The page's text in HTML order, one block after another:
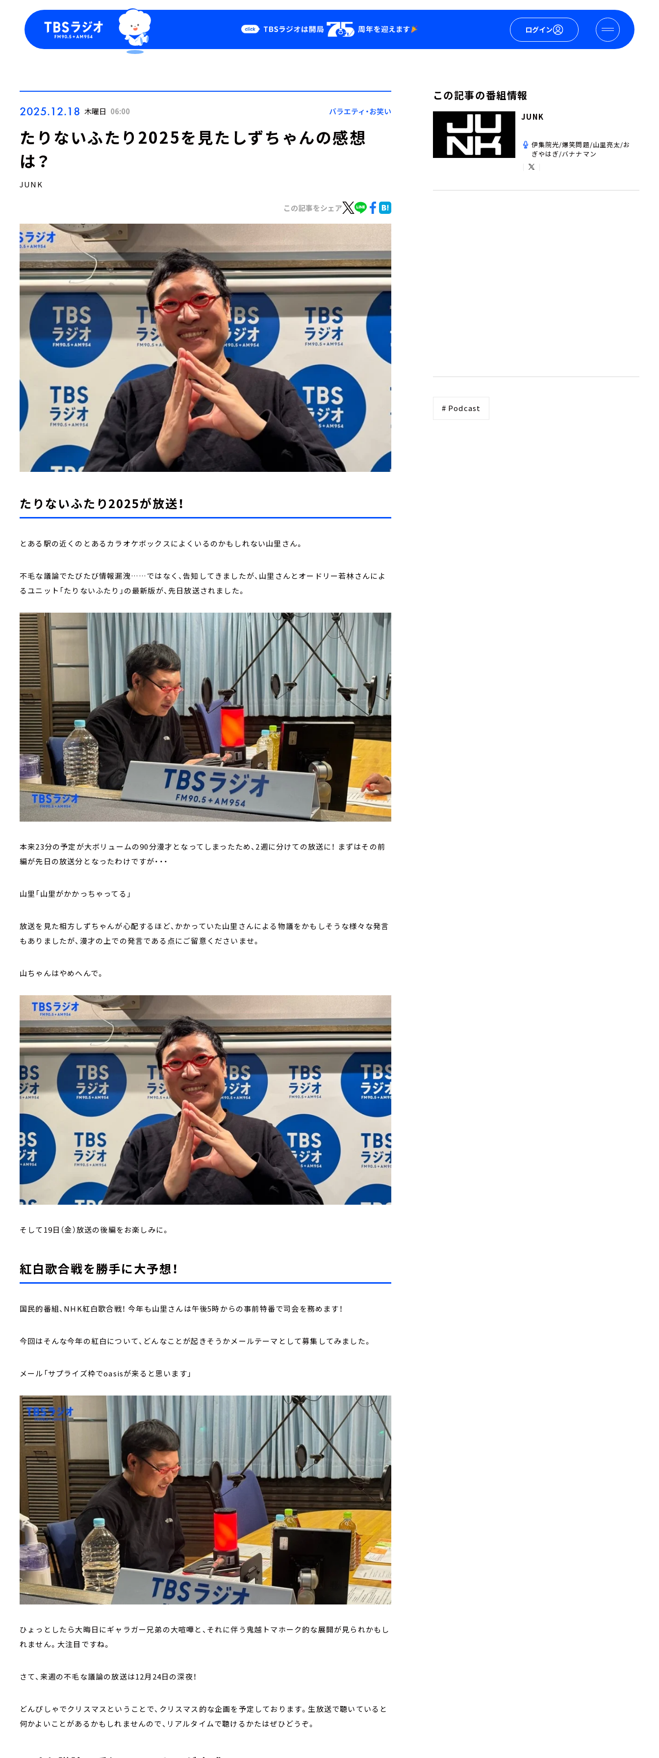
ログイン
Podcast
YouTube
会社情報
2025.12.18 木曜日 06:00 バラエティ・お笑い
たりないふたり2025を見たしずちゃんの感想
は？
JUNK
この記事をシェア
たりないふたり2025が放送！
とある駅の近くのとあるカラオケボックスによくいるのかもしれない山里さん。
不毛な議論でたびたび情報漏洩……ではなく、告知してきましたが、山里さんとオードリー若林さんによ
るユニット「たりないふたり」の最新版が、先日放送されました。
本来23分の予定が大ボリュームの90分漫才となってしまったため、2週に分けての放送に！ まずはその前
編が先日の放送分となったわけですが・・・
山里「山里がかかっちゃってる」
放送を見た相方しずちゃんが心配するほど、かかっていた山里さんによる物議をかもしそうな様々な発言
もありましたが、漫才の上での発言である点にご留意くださいませ。
山ちゃんはやめへんで。
そして19日（金）放送の後編をお楽しみに。
紅白歌合戦を勝手に大予想！
国民的番組、NHK紅白歌合戦！ 今年も山里さんは午後5時からの事前特番で司会を務めます！
今回はそんな今年の紅白について、どんなことが起きそうかメールテーマとして募集してみました。
メール「サプライズ枠でoasisが来ると思います」
ひょっとしたら大晦日にギャラガー兄弟の大喧嘩と、それに伴う鬼越トマホーク的な展開が見られかもし
れません。大注目ですね。
さて、来週の不毛な議論の放送は12月24日の深夜！
どんぴしゃでクリスマスということで、クリスマス的な企画を予定しております。生放送で聴いていると
何かよいことがあるかもしれませんので、リアルタイムで聴けるかたはぜひどうぞ。
この記事の番組情報
JUNK
伊集院光/爆笑問題/山里亮太/お
ぎやはぎ/バナナマン
# Podcast